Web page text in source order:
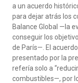
a un acuerdo
para dejar atrás los
Balance Global —la
conseguir los
de París—. El
presentado por la
refería solo a
combustibles—, por